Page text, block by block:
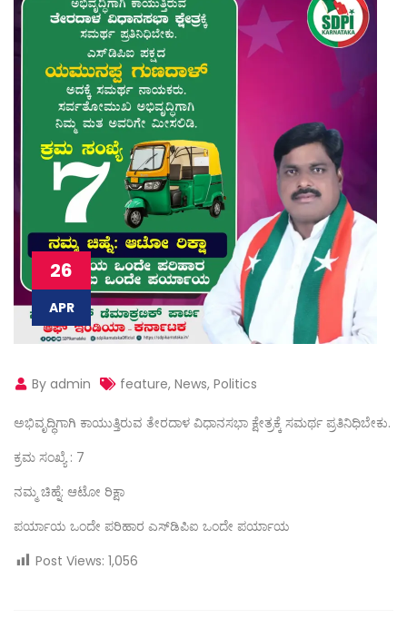
26
APR
By admin feature, News, Politics
ಅಭಿವೃದ್ಧಿಗಾಗಿ ಕಾಯುತ್ತಿರುವ ತೇರದಾಳ ವಿಧಾನಸಭಾ ಕ್ಷೇತ್ರಕ್ಕೆ ಸಮರ್ಥ ಪ್ರತಿನಿಧಿಬೇಕು.
ಕ್ರಮ ಸಂಖ್ಯೆ : 7
ನಮ್ಮ ಚಿಹ್ನೆ: ಆಟೋ ರಿಕ್ಷಾ
ಪರ್ಯಾಯ ಒಂದೇ ಪರಿಹಾರ ಎಸ್‌ಡಿಪಿಐ ಒಂದೇ ಪರ್ಯಾಯ
Post Views: 1,056